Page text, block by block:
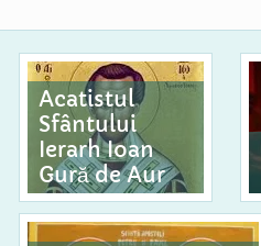
Acatistul
Sfântului
Ierarh Ioan
Gură de Aur